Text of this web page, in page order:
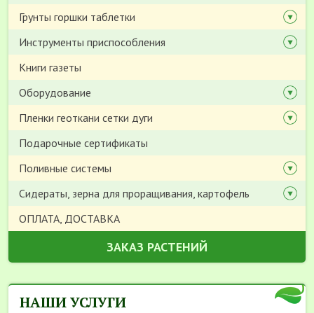
Грунты горшки таблетки
Инструменты приспособления
Книги газеты
Оборудование
Пленки геоткани сетки дуги
Подарочные сертификаты
Поливные системы
Сидераты, зерна для проращивания, картофель
ОПЛАТА, ДОСТАВКА
ЗАКАЗ РАСТЕНИЙ
НАШИ УСЛУГИ